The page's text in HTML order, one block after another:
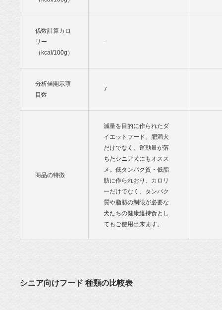
係数計算カロ
リー
（kcal/100g）
-
分析値開示項
目数
7
商品の特徴
減量を目的に作られたダ
イエットフード。肥満犬
だけでなく、運動量が落
ちたシニア犬にもオスス
メ。低タンパク質・低脂
肪に作られおり、カロリ
ーだけでなく、タンパク
質や脂肪の制限が必要な
犬たちの健康維持食とし
てもご使用出来ます。
シニア向けフード 種類の比較表